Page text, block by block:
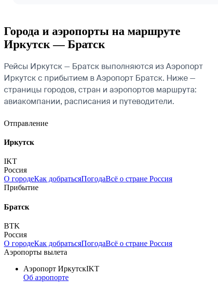
Города и аэропорты на маршруте
Иркутск — Братск
Рейсы Иркутск — Братск выполняются из Аэропорт
Иркутск с прибытием в Аэропорт Братск. Ниже —
страницы городов, стран и аэропортов маршрута:
авиакомпании, расписания и путеводители.
Отправление
Иркутск
IKT
Россия
О городеКак добратьсяПогодаВсё о стране Россия
Прибытие
Братск
BTK
Россия
О городеКак добратьсяПогодаВсё о стране Россия
Аэропорты вылета
Аэропорт ИркутскIKT
Об аэропорте